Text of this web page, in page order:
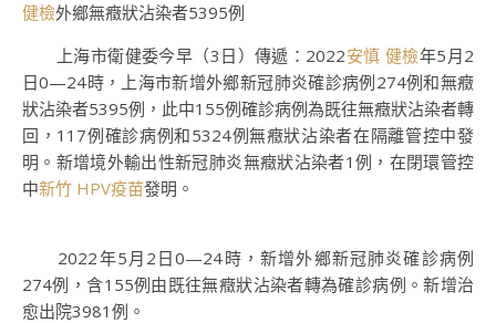
健檢外鄉無癥狀沾染者5395例
上海市衛健委今早（3日）傳遞：2022安慎 健檢年5月2
日0—24時，上海市新增外鄉新冠肺炎確診病例274例和無癥
狀沾染者5395例，此中155例確診病例為既往無癥狀沾染者轉
回，117例確診病例和5324例無癥狀沾染者在隔離管控中發
明。新增境外輸出性新冠肺炎無癥狀沾染者1例，在閉環管控
中新竹 HPV疫苗發明。
2022年5月2日0—24時，新增外鄉新冠肺炎確診病例
274例，含155例由既往無癥狀沾染者轉為確診病例。新增治
愈出院3981例。